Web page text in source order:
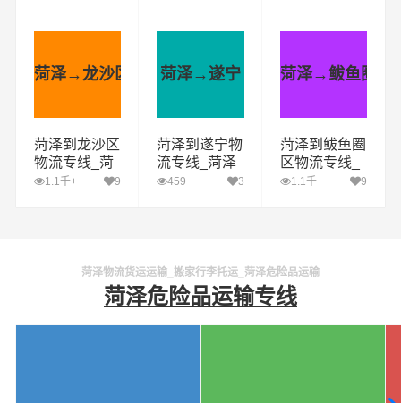
菏泽→龙沙区
菏泽到龙沙区
物流专线_菏
泽到龙沙区货
1.1千+ 9
菏泽→遂宁
菏泽到遂宁物
流专线_菏泽
到遂宁货运公
459 3
菏泽→鲅鱼圈区
菏泽到鲅鱼圈
区物流专线_
菏泽到鲅鱼圈
1.1千+ 9
菏泽物流货运运输_搬家行李托运_菏泽危险品运输
菏泽危险品运输专线